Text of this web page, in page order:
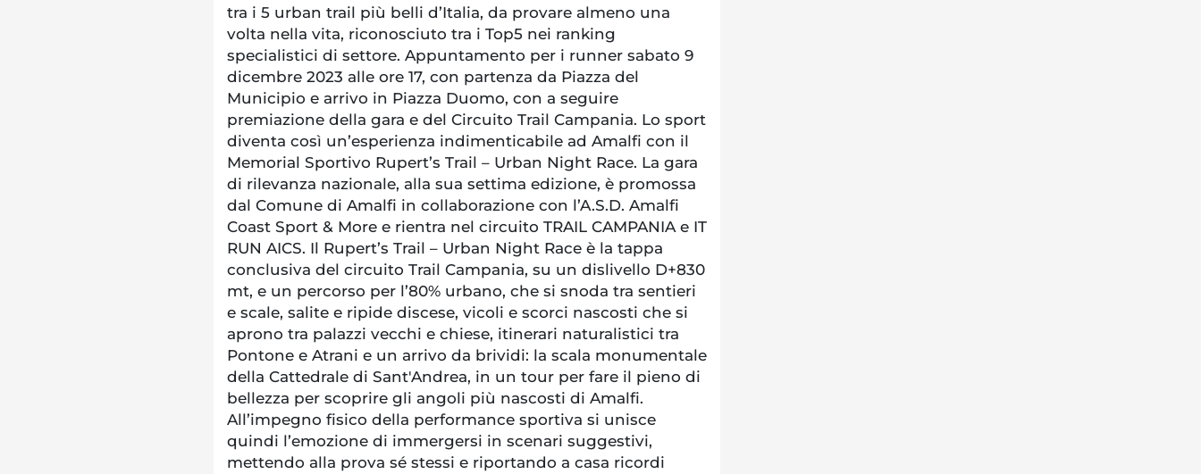
tra i 5 urban trail più belli d’Italia, da provare almeno una
volta nella vita, riconosciuto tra i Top5 nei ranking
specialistici di settore. Appuntamento per i runner sabato 9
dicembre 2023 alle ore 17, con partenza da Piazza del
Municipio e arrivo in Piazza Duomo, con a seguire
premiazione della gara e del Circuito Trail Campania. Lo sport
diventa così un’esperienza indimenticabile ad Amalfi con il
Memorial Sportivo Rupert’s Trail – Urban Night Race. La gara
di rilevanza nazionale, alla sua settima edizione, è promossa
dal Comune di Amalfi in collaborazione con l’A.S.D. Amalfi
Coast Sport & More e rientra nel circuito TRAIL CAMPANIA e IT
RUN AICS. Il Rupert’s Trail – Urban Night Race è la tappa
conclusiva del circuito Trail Campania, su un dislivello D+830
mt, e un percorso per l’80% urbano, che si snoda tra sentieri
e scale, salite e ripide discese, vicoli e scorci nascosti che si
aprono tra palazzi vecchi e chiese, itinerari naturalistici tra
Pontone e Atrani e un arrivo da brividi: la scala monumentale
della Cattedrale di Sant'Andrea, in un tour per fare il pieno di
bellezza per scoprire gli angoli più nascosti di Amalfi.
All’impegno fisico della performance sportiva si unisce
quindi l’emozione di immergersi in scenari suggestivi,
mettendo alla prova sé stessi e riportando a casa ricordi